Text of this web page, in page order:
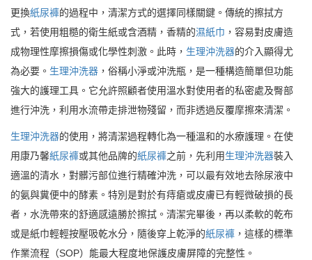
更換紙尿褲的過程中，清潔方式的選擇同樣關鍵。傳統的擦拭方
式，若使用粗糙的衛生紙或含酒精，香精的濕紙巾 ，容易對皮膚造
成物理性摩擦損傷或化學性刺激。此時， 生理沖洗器的介入顯得尤
為必要。 生理沖洗器 ，俗稱小淨或沖洗瓶，是一種構造簡單但功能
強大的護理工具。它允許照顧者使用溫水對使用者的私密處及臀部
進行沖洗，利用水流帶走排泄物殘留，而非透過反覆摩擦來清潔。
生理沖洗器的使用，將清潔過程轉化為一種溫和的水療護理。在使
用康乃馨紙尿褲或其他品牌的紙尿褲之前，先利用生理沖洗器裝入
適溫的清水，對髒污部位進行精確沖洗，可以最有效地去除尿液中
的氨與糞便中的酵素。特別是對於有痔瘡或皮膚已有輕微破損的長
者，水洗帶來的舒適感遠勝於擦拭。清潔完畢後，再以柔軟的乾布
或是紙巾輕輕按壓吸乾水分，隨後穿上乾淨的紙尿褲 ，這樣的標準
作業流程（SOP）能最大程度地保護皮膚屏障的完整性。